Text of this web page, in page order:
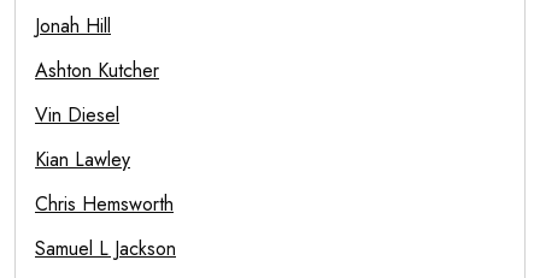
Jonah Hill
Ashton Kutcher
Vin Diesel
Kian Lawley
Chris Hemsworth
Samuel L Jackson